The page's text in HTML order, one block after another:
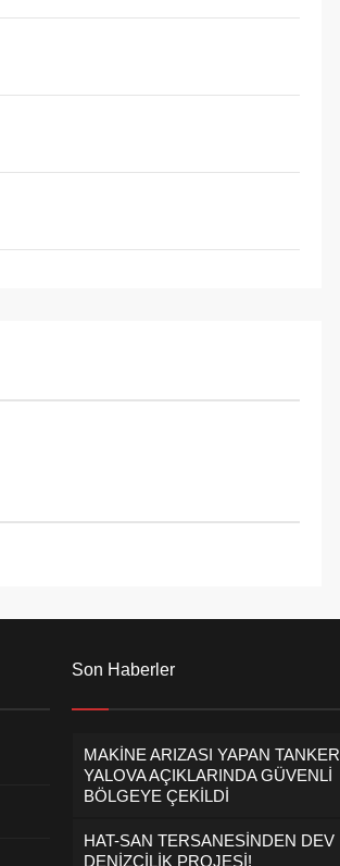
Son Haberler
MAKİNE ARIZASI YAPAN TANKER
YALOVA AÇIKLARINDA GÜVENLİ
BÖLGEYE ÇEKİLDİ
HAT-SAN TERSANESİNDEN DEV
DENİZCİLİK PROJESİ!